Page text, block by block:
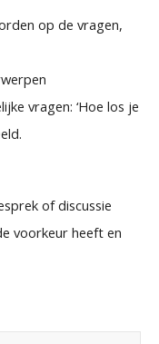
op de vragen,
vragen: ‘Hoe los je
of discussie
voorkeur heeft en